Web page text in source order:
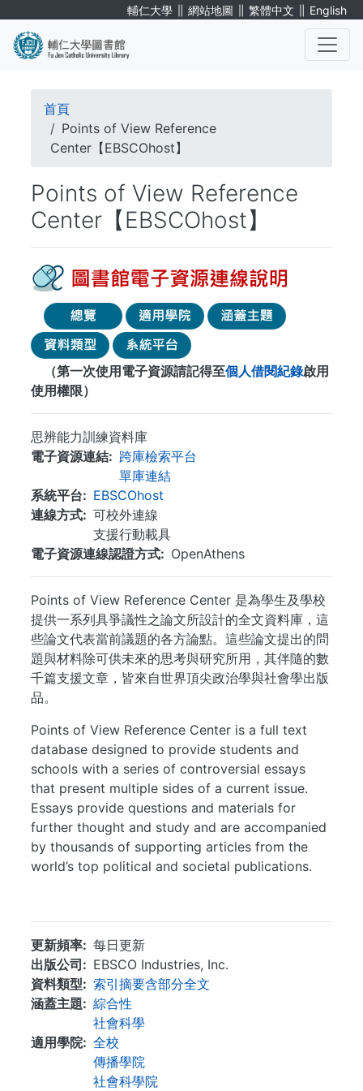
輔仁大學 ∥ 網站地圖 ∥ 繁體中文 ∥ English
導
航
結
首頁
Points of View Reference
Center【EBSCOhost】
Points of View Reference
Center【EBSCOhost】
（第一次使用電子資源請記得至個人借閱紀錄啟用
使用權限）
思辨能力訓練資料庫
電子資源連結
跨庫檢索平台
單庫連結
系統平台
EBSCOhost
連線方式
可校外連線
支援行動載具
電子資源連線認證方式
OpenAthens
Points of View Reference Center 是為學生及學校
提供一系列具爭議性之論文所設計的全文資料庫，這
些論文代表當前議題的各方論點。這些論文提出的問
題與材料除可供未來的思考與研究所用，其伴隨的數
千篇支援文章，皆來自世界頂尖政治學與社會學出版
品。
Points of View Reference Center is a full text
database designed to provide students and
schools with a series of controversial essays
that present multiple sides of a current issue.
Essays provide questions and materials for
further thought and study and are accompanied
by thousands of supporting articles from the
world’s top political and societal publications.
更新頻率
每日更新
出版公司
EBSCO Industries, Inc.
資料類型
索引摘要含部分全文
涵蓋主題
綜合性
社會科學
適用學院
全校
傳播學院
社會科學院